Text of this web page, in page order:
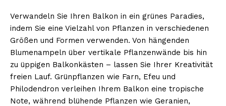
Verwandeln Sie Ihren Balkon in ein grünes Paradies,
indem Sie eine Vielzahl von Pflanzen in verschiedenen
Größen und Formen verwenden. Von hängenden
Blumenampeln über vertikale Pflanzenwände bis hin
zu üppigen Balkonkästen – lassen Sie Ihrer Kreativität
freien Lauf. Grünpflanzen wie Farn, Efeu und
Philodendron verleihen Ihrem Balkon eine tropische
Note, während blühende Pflanzen wie Geranien,